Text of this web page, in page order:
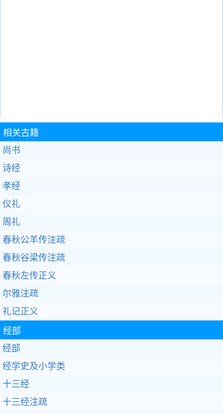
相关古籍
尚书
诗经
孝经
仪礼
周礼
春秋公羊传注疏
春秋谷梁传注疏
春秋左传正义
尔雅注疏
礼记正义
经部
经部
经学史及小学类
十三经
十三经注疏